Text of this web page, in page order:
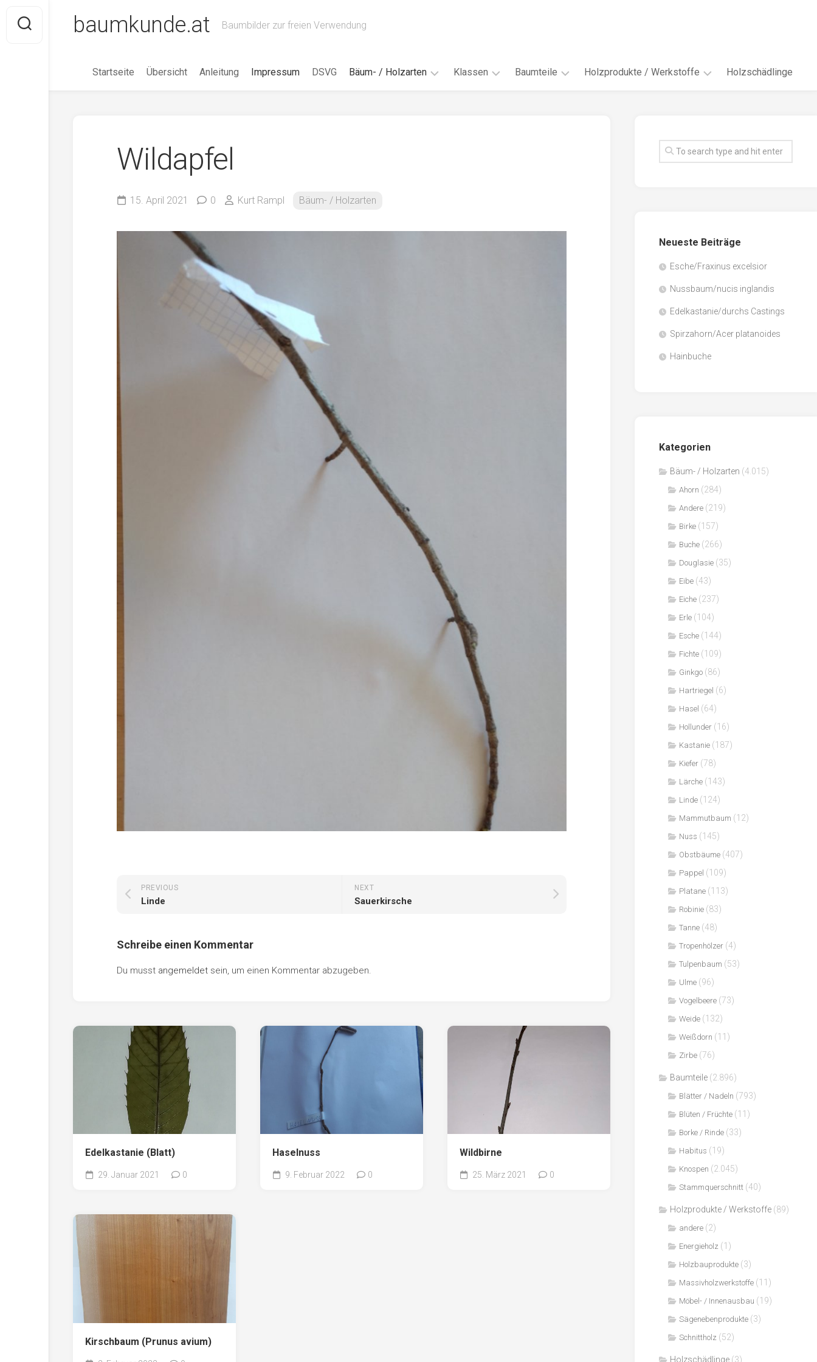
content
baumkunde.at Baumbilder zur freien Verwendung
Startseite Übersicht Anleitung Impressum DSVG Bäum- / Holzarten
Eibe
Lärche
Linde
Mammutbaum
Klassen
18AH
Baumteile Holzprodukte / Werkstoffe
Faserwerkstoffe
Sägenebenprodukte
Holzschädlinge
Wildapfel
15. April 2021 0 Kurt Rampl Bäum- / Holzarten
NEXT
Sauerkirsche
PREVIOUS
Linde
Schreibe einen Kommentar
Du musst angemeldet sein, um einen Kommentar abzugeben.
Edelkastanie (Blatt)
29. Januar 2021 0
Haselnuss
9. Februar 2022 0
Wildbirne
25. März 2021 0
Kirschbaum (Prunus avium)
Neueste Beiträge
Esche/Fraxinus excelsior
Nussbaum/nucis inglandis
Edelkastanie/durchs Castings
Spirzahorn/Acer platanoides
Hainbuche
Kategorien
Bäum- / Holzarten (4.015)
Ahorn (284)
Andere (219)
Birke (157)
Buche (266)
Douglasie (35)
Eibe (43)
Eiche (237)
Erle (104)
Esche (144)
Fichte (109)
Ginkgo (86)
Hartriegel (6)
Hasel (64)
Hollunder (16)
Kastanie (187)
Kiefer (78)
Lärche (143)
Linde (124)
Mammutbaum (12)
Nuss (145)
Obstbäume (407)
Pappel (109)
Platane (113)
Robinie (83)
Tanne (48)
Tropenhölzer (4)
Tulpenbaum (53)
Ulme (96)
Vogelbeere (73)
Weide (132)
Weißdorn (11)
Zirbe (76)
Baumteile (2.896)
Blätter / Nadeln (793)
Blüten / Früchte (11)
Borke / Rinde (33)
Habitus (19)
Knospen (2.045)
Stammquerschnitt (40)
Holzprodukte / Werkstoffe (89)
andere (2)
Energieholz (1)
Holzbauprodukte (3)
Massivholzwerkstoffe (11)
Möbel- / Innenausbau (19)
Sägenebenprodukte (3)
Schnittholz (52)
Holzschädlinge (3)